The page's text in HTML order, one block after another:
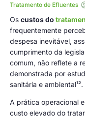
Tratamento de Efluentes
Os custos do
frequentemente
despesa inevitável,
cumprimento da
comum, não reflete a
demonstrada por
sanitária e ambiental¹².
A prática operacional
custo elevado do